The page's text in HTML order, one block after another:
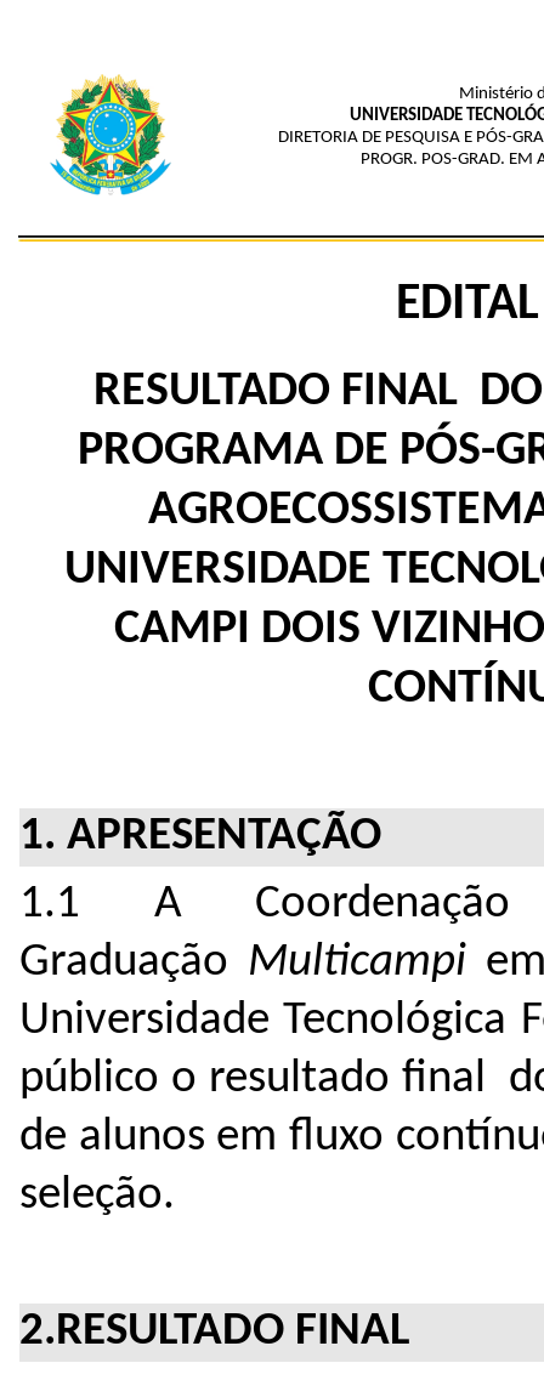
Ministério
UNIVERSIDADE
DIRETORIA DE PESQUISA E PÓS-
PROGR. POS-GRAD. EM
RESULTADO FINAL
PROGRAMA DE PÓS-
UNIVERSIDADE
CAMPI DOIS
1. APRESENTAÇÃO
1.1 A
Graduação Multicampi
Universidade Tecnológica
público o resultado final
de alunos em fluxo
seleção.
2.RESULTADO FINAL